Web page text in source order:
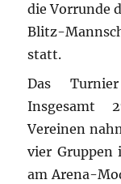
die Vorrunde
Blitz-
statt.
Das
Insgesamt
Vereinen
vier Gruppen
am Arena-